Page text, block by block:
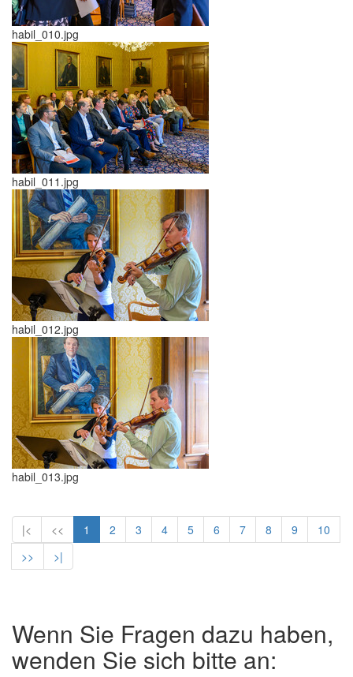
habil_010.jpg
habil_011.jpg
habil_012.jpg
habil_013.jpg
|< << 1 2 3 4 5 6 7 8 9
10
>>
>|
Wenn Sie Fragen dazu haben,
wenden Sie sich bitte an: